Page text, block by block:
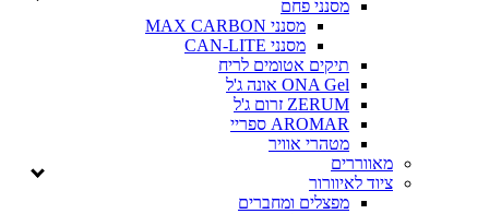
מסנני פחם
מסנני MAX CARBON
מסנני CAN-LITE
תיקים אטומים לריח
ONA Gel אונה ג'ל
ZERUM זרום ג'ל
AROMAR ספריי
מטהרי אוויר
מאווררים
ציוד לאיוורור
מפצלים ומחברים